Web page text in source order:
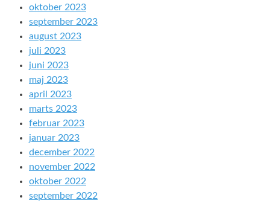
oktober 2023
september 2023
august 2023
juli 2023
juni 2023
maj 2023
april 2023
marts 2023
februar 2023
januar 2023
december 2022
november 2022
oktober 2022
september 2022